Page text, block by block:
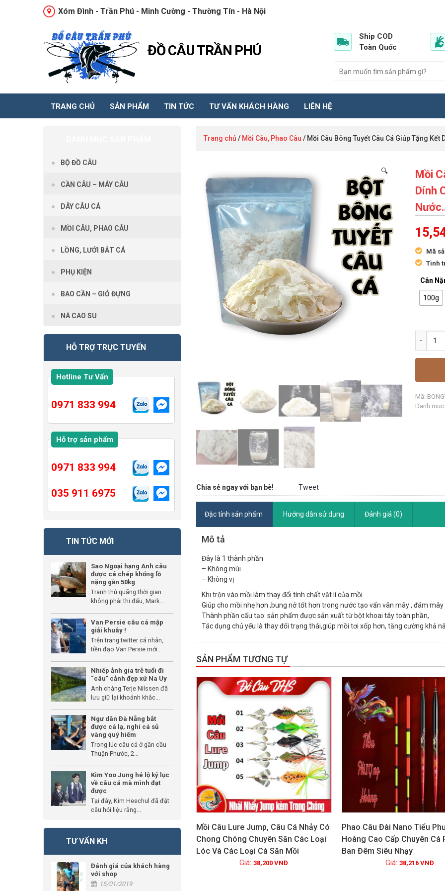
Xóm Đình - Trần Phú - Minh Cường - Thường Tín - Hà Nội
ĐỒ CÂU TRẦN PHÚ
Ship COD
Toàn Quốc
TRANG CHỦ SẢN PHẨM TIN TỨC TƯ VẤN KHÁCH HÀNG LIÊN HỆ
Trang chủ / Mồi Câu, Phao Câu / Mồi Câu Bông Tuyết Câu Cá Giúp Tặng
🔍
Mồi
Dính
Mã
Tình
Cân
100g
Mã:
Danh
Chia sẻ ngay với bạn bè! Tweet
Đặc tính sản phẩm Hướng dẫn sử dụng Đánh giá (0)
Mô tả
Đây là 1 thành phần
– Không mùi
– Không vị
Khi trộn vào mồi làm thay đổi tính chất vật lí của mồi
Giúp cho mồi nhẹ hơn ,bung nở tốt hơn trong nước tạo vẩn vân mây , đám
Thành phần cấu tạo: sản phẩm được sản xuất từ bột khoai tây toàn phần,
Tác dụng chủ yếu là thay đổi trạng thái,giúp mồi tơi xốp hơn, tăng cường khả
SẢN PHẨM TƯƠNG TỰ
Xem chi tiết
Mồi Câu Lure Jump, Câu Cá Nhảy Có
Chong Chóng Chuyên Săn Các Loại
Lóc Và Các Loại Cá Săn Mồi
38,200VNĐ
Xem chi tiết
Phao Câu Đài Nano Tiểu
Hoàng Cao Cấp Chuyên Cá
Ban Đêm Siêu Nhạy
38,216VNĐ
BỘ ĐỒ CÂU
CẦN CÂU – MÁY CÂU
DÂY CÂU CÁ
MỒI CÂU, PHAO CÂU
LỒNG, LƯỚI BẮT CÁ
PHỤ KIỆN
BAO CẦN – GIỎ ĐỰNG
NÁ CAO SU
HỖ TRỢ TRỰC TUYẾN
Hotline Tư Vấn
0971 833 994
Hỗ trợ sản phẩm
0971 833 994
035 911 6975
TIN TỨC MỚI
Sao Ngoại hạng Anh câu
được cá chép khổng lồ
nặng gần 50kg
Tranh thủ quãng thời gian
không phải thi đấu, Mark...
Van Persie câu cá mập
giải khuây !
Trên trang twitter cá nhân,
tiền đạo Van Persie mới...
Nhiếp ảnh gia trẻ tuổi đi
“câu” cảnh đẹp xứ Na Uy
Anh chàng Terje Nilssen đã
lưu giữ lại khoảnh khắc...
Ngư dân Đà Nẵng bắt
được cá lạ, nghi cá sủ
vàng quý hiếm
Trong lúc câu cá ở gần cầu
Thuận Phước, 2...
Kim Yoo Jung hé lộ kỷ lục
về câu cá mà mình đạt
được
Tại đây, Kim Heechul đã đặt
câu hỏi liệu rằng...
TƯ VẤN KH
Đánh giá của khách hàng
với shop
15/01/2019